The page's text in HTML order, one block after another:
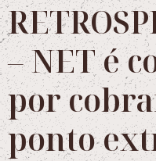
– NET é
por
ponto